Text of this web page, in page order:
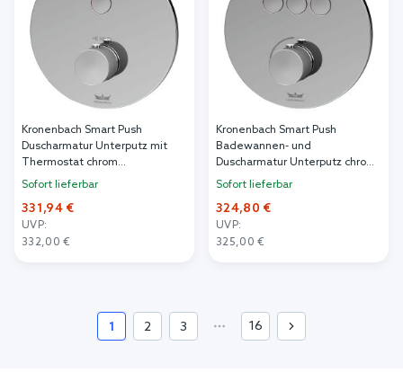
Kronenbach Smart Push
Duscharmatur Unterputz mit
Thermostat chrom
19044001CR
Sofort lieferbar
331,94 €
UVP:
332,00 €
Kronenbach Smart Push
Badewannen- und
Duscharmatur Unterputz chrom
19043003CR
Sofort lieferbar
324,80 €
UVP:
325,00 €
1 2 3 16